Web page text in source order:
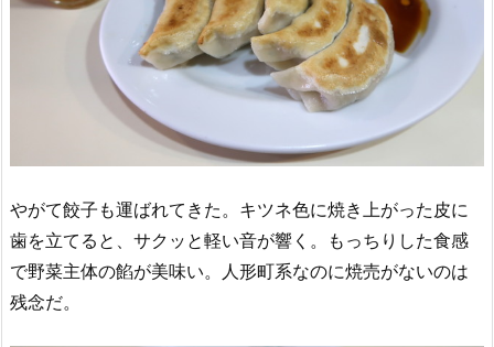
やがて餃子も運ばれてきた。キツネ色に焼き上がった皮に
歯を立てると、サクッと軽い音が響く。もっちりした食感
で野菜主体の餡が美味い。人形町系なのに焼売がないのは
残念だ。